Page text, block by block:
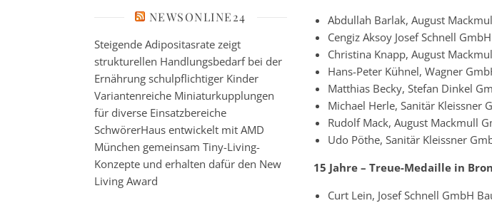
NEWSONLINE24
Steigende Adipositasrate zeigt
strukturellen Handlungsbedarf bei der
Ernährung schulpflichtiger Kinder
Variantenreiche Miniaturkupplungen
für diverse Einsatzbereiche
SchwörerHaus entwickelt mit AMD
München gemeinsam Tiny-Living-
Konzepte und erhalten dafür den New
Living Award
Abdullah Barlak, August
Cengiz Aksoy Josef Schnell
Christina Knapp, August
Hans-Peter Kühnel, Wagner
Matthias Becky, Stefan Dinkel
Michael Herle, Sanitär Kleissner
Rudolf Mack, August Mackmull
Udo Pöthe, Sanitär Kleissner
15 Jahre – Treue-Medaille in
Curt Lein, Josef Schnell GmbH